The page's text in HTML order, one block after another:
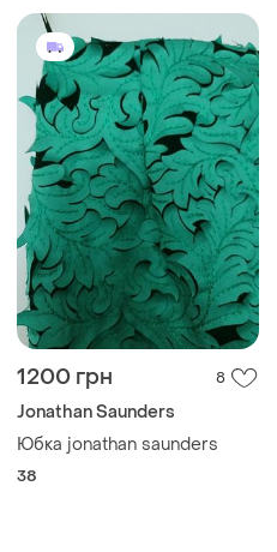
1200 грн 8
Jonathan Saunders
Юбка jonathan saunders
38